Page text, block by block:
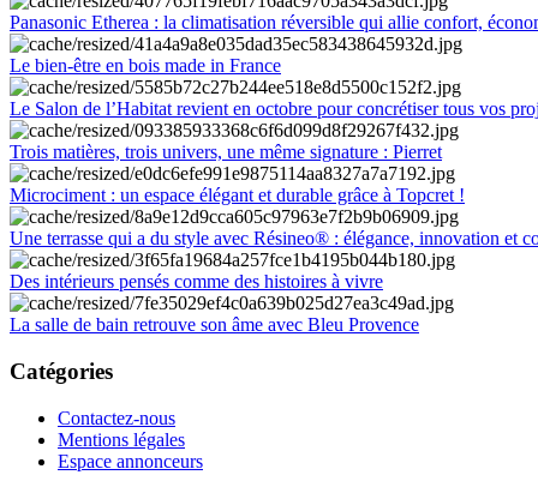
Panasonic Etherea : la climatisation réversible qui allie confort,
Le bien-être en bois made in France
Le Salon de l’Habitat revient en octobre pour concrétiser tous vos
Trois matières, trois univers, une même signature : Pierret
Microciment : un espace élégant et durable grâce à Topcret !
Une terrasse qui a du style avec Résineo® : élégance, innovation et
Des intérieurs pensés comme des histoires à vivre
La salle de bain retrouve son âme avec Bleu Provence
Catégories
Contactez-nous
Mentions légales
Espace annonceurs